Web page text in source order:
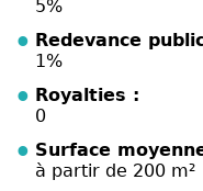
5%
Redevance
1%
Royalties :
0
Surface
à partir de 200 m²